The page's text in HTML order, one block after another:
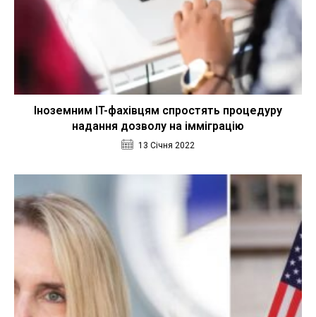
Іноземним IT-фахівцям спростять процедуру
надання дозволу на імміграцію
13 Січня 2022